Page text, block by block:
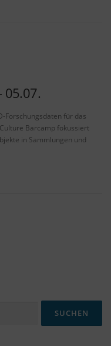
05.07.
Forschungsdaten für das
Barcamp fokussiert
in Sammlungen und